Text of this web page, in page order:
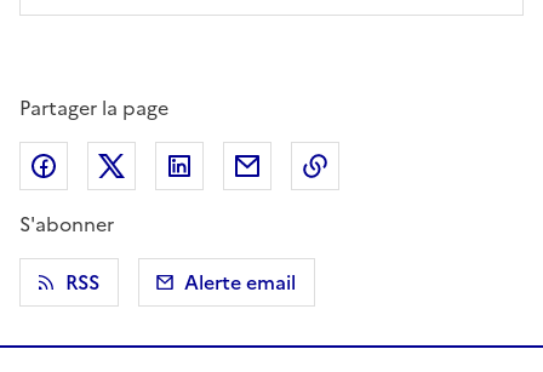
Partager la page
Partager sur Facebook
Partager sur X (anciennement Twitter)
Partager sur LinkedIn
Partager par email
S'abonner
RSS
Alerte email